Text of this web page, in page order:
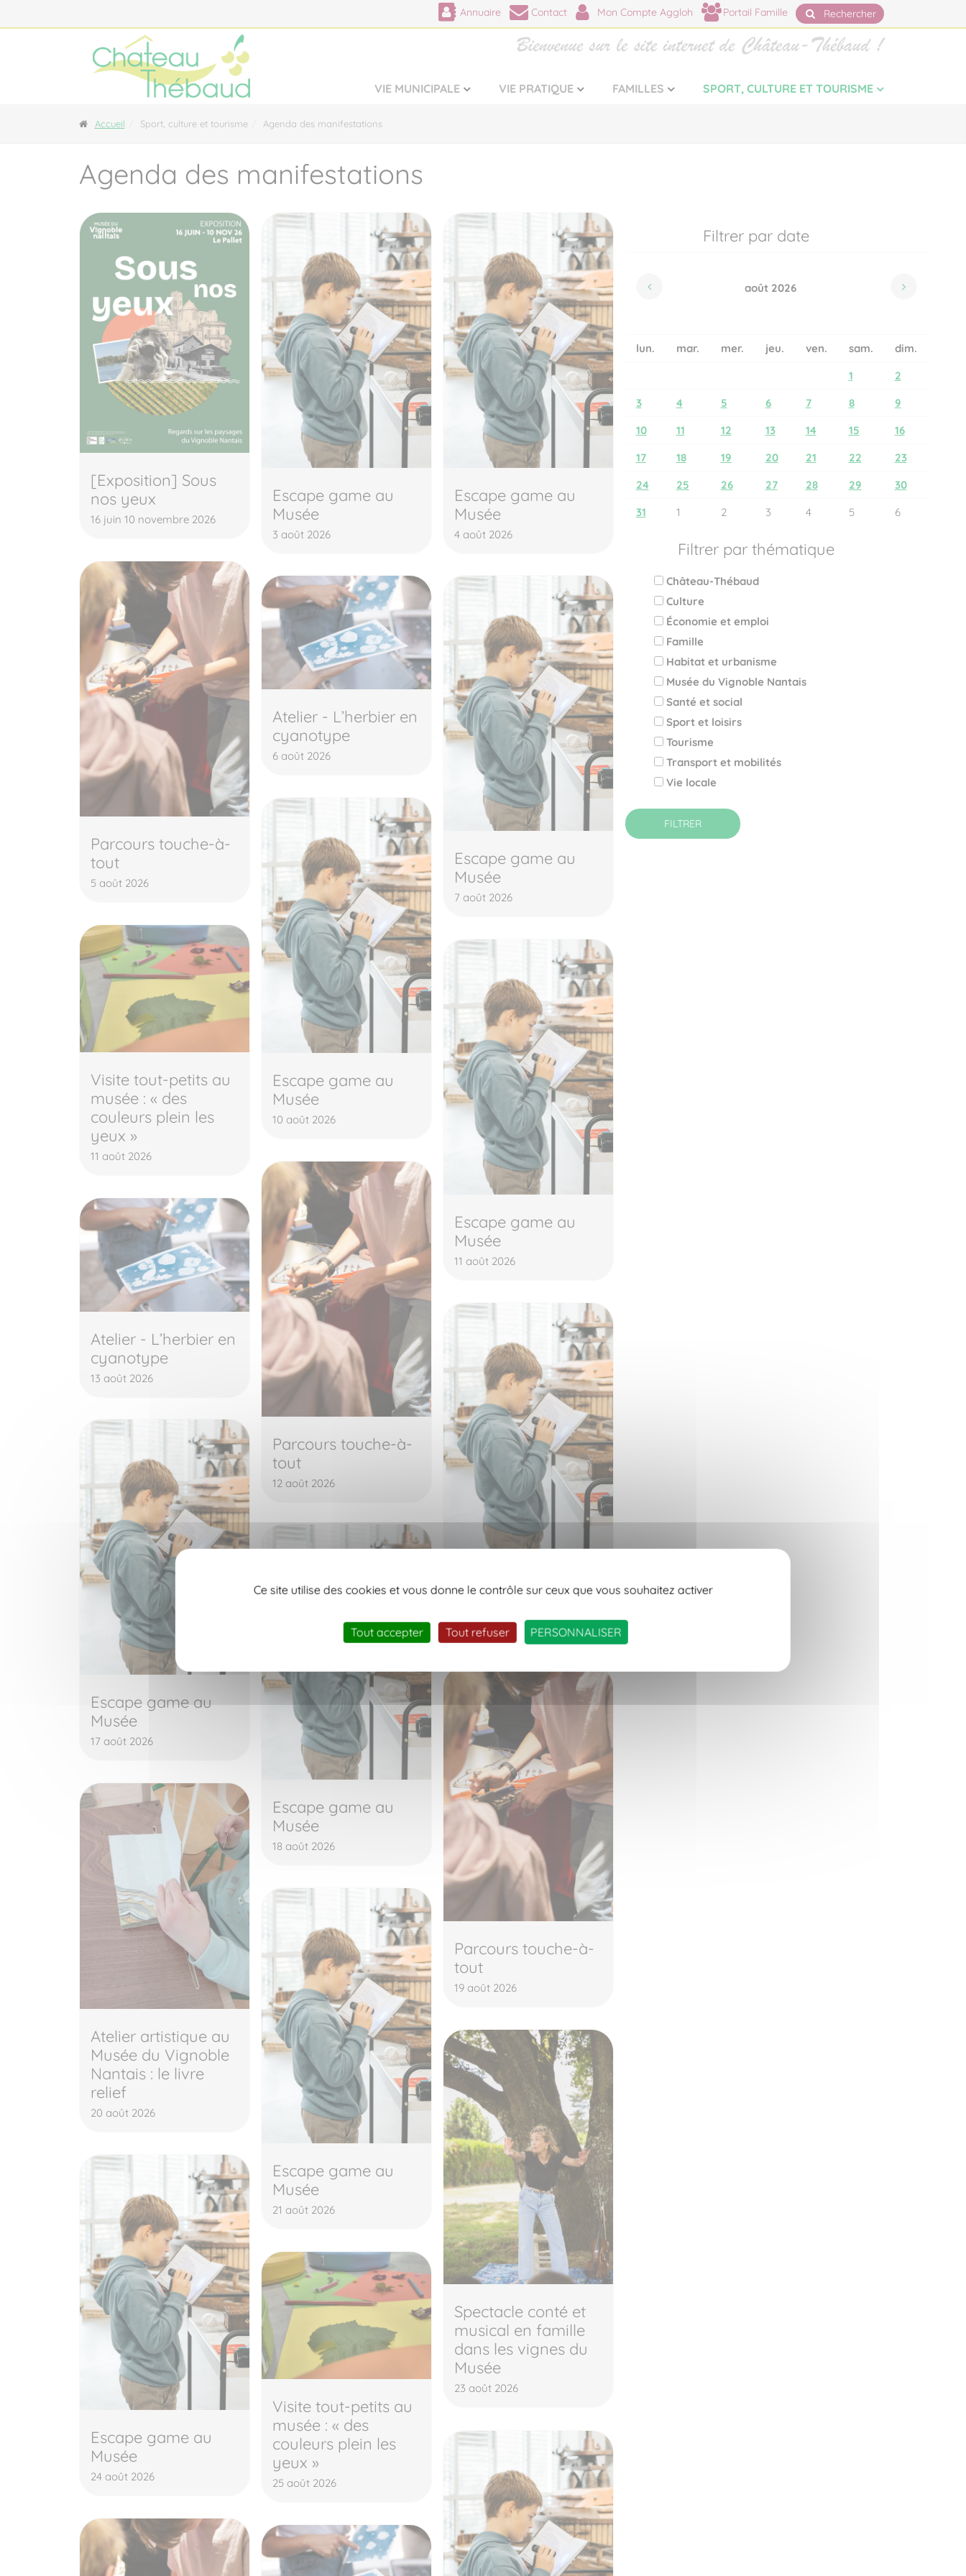
Annuaire Contact Mon Compte Aggloh Portail Famille Rechercher
VIE MUNICIPALE VIE PRATIQUE FAMILLES SPORT, CULTURE ET TOURISME
Accueil Sport, culture et tourisme Agenda des manifestations
Agenda des manifestations
[Exposition] Sous
nos yeux
16 juin 10 novembre 2026
Escape game au
Musée
3 août 2026
Escape game au
Musée
4 août 2026
Parcours touche-à-
tout
5 août 2026
Atelier - L’herbier en
cyanotype
6 août 2026
Escape game au
Musée
7 août 2026
Escape game au
Musée
10 août 2026
Visite tout-petits au
musée : « des
couleurs plein les
yeux »
11 août 2026
Escape game au
Musée
11 août 2026
Parcours touche-à-
tout
12 août 2026
Atelier - L’herbier en
cyanotype
13 août 2026
Escape game au
14 août 2026
Escape game au
Musée
17 août 2026
Escape game au
Musée
18 août 2026
Parcours touche-à-
tout
19 août 2026
Atelier artistique au
Musée du Vignoble
Nantais : le livre
relief
20 août 2026
Escape game au
Musée
21 août 2026
Spectacle conté et
musical en famille
dans les vignes du
Musée
23 août 2026
Escape game au
Musée
24 août 2026
Visite tout-petits au
musée : « des
couleurs plein les
yeux »
25 août 2026
Filtrer par date
août 2026
lun. mar. mer. jeu. ven. sam.
dim.
1
2
3
4 5 6 7 8
9
10
11 12 13 14 15
16
17
18 19 20 21 22
23
24
25 26 27 28 29
30
31
1 2 3 4 5 6
Filtrer par thématique
Château-Thébaud
Culture
Économie et emploi
Famille
Habitat et urbanisme
Musée du Vignoble Nantais
Santé et social
Sport et loisirs
Tourisme
Transport et mobilités
Vie locale
Ce site utilise des cookies et vous donne le contrôle sur ceux que vous souhaitez activer
Tout accepter Tout refuser PERSONNALISER